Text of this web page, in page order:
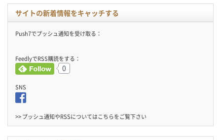
サイトの新着情報をキャッチする
Push7でプッシュ通知を受け取る：
FeedlyでRSS購読をする：
0
SNS
>> プッシュ通知やRSSについてはこちらをご覧下さい